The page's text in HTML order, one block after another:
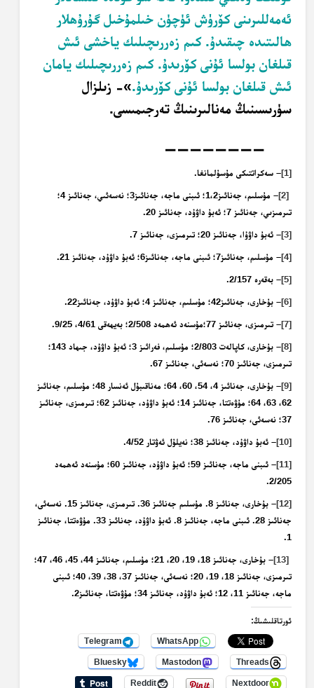
ئەمەللىرىنى كۆرۈش ئۈچۈن خىلمۇخىل گۇرۇھلار
ھالىتىدە چىقىدۇ. كىم زەررىچىلىك ياخشى ئىش
قىلغان بولسا ئۇنى كۆرىدۇ. كىم زەررىچىلىك يامان
ئىش قىلغان بولسا ئۇنى كۆرىدۇ.»- زىلزال
سۈرىسىنىڭ مەنالىرىنىڭ تەرجىمىسى.
————————
[1]– سەكراتتىكى مۇسۇلمانغا.
[2]
– مۇسلىم، جەنائىز1،2؛ ئىبنى ماجە، جەنائىز3؛ نەسەئىي، جەنائىز 4؛
تىرمىزىي، جەنائىز 7؛ ئەبۇ داۋۇد، جەنائىز 20.
[3]– ئەبۇ داۋۇا، جەنائىز 20؛ تىرمىزى، جەنائىز 7.
[4]– مۇسلىم، جەنائىز7؛ ئىبنى ماجە، جەنائىز6؛ ئەبۇ داۋۇد، جەنائىز 21.
[5]– بەقەرە 2/157.
[6]– بۇخارى، جەنائىز42؛ مۇسلىم، جەنائىز 4؛ ئەبۇ داۋۇد، جەنائىز22.
[7]– تىرمىزى، جەنائىز 77؛مۇسنەد ئەھمەد 2/508؛ بەيھەقى 4/61، 9/25.
[8]
– بۇخارى، كاپالەت 2/803؛ مۇسلىم، فەرائىز 3؛ ئەبۇ داۋۇد، جىھاد 143؛
تىرمىزى، جەنائىز 70؛ نەسەئى، جەنائىز 67.
[9]
– بۇخارى، جەنائىز 4، 54، 60، 64؛ مەناقىبۇل ئەنسار 48؛ مۇسلىم، جەنائىز
62، 63، 64؛ مۇۋەتتا، جەنائىز 14؛ ئەبۇ داۋۇد، جەنائىز 62؛ تىرمىزى، جەنائىز
37؛ نەسەئى، جەنائىز 76.
[10]– ئەبۇ داۋۇد، جەنائىز 38؛ نەيلۇل ئەۋتار 4/52.
[11]
– ئىبنى ماجە، جەنائىز 59؛ ئەبۇ داۋۇد، جەنائىز 60؛ مۇسنەد ئەھمەد
2/205.
[12]
– بۇخارى، جەنائىز 8. مۇسلىم جەنائىز 36. تىرمىزى، جەنائىز 15. نەسەئى،
جەنائىز 28. ئىبنى ماجە، جەنائىز 8. ئەبۇ داۋۇد، جەنائىز 33. مۇۋەتتا، جەنائىز
1.
[13]
– بۇخارى، جەنائىز 18، 19، 20، 21؛ مۇسلىم، جەنائىز 44، 45، 46، 47؛
تىرمىزى، جەنائىز 18، 19، 20؛ نەسەئى، جەنائىز 37، 38، 39، 40؛ ئىبنى
ماجە، جەنائىز 11، 12؛ ئەبۇ داۋۇد، جەنائىز 34؛ مۇۋەتتا، جەنائىز2.
ئورتاقلىشىڭ:
WhatsApp
Telegram
Threads
Mastodon
Bluesky
Nextdoor
Reddit